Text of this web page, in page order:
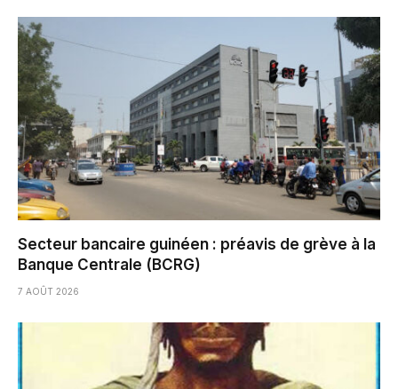
Secteur bancaire guinéen : préavis de grève à la
Banque Centrale (BCRG)
7 AOÛT 2026